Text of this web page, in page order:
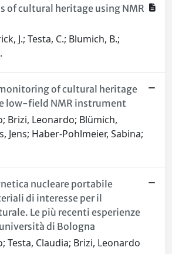
of cultural heritage using NMR
J.; Testa, C.; Blumich, B.;
of cultural heritage
low-field NMR instrument
Brizi, Leonardo; Blümich,
Jens; Haber-Pohlmeier, Sabina;
nucleare portabile
di interesse per il
Le più recenti esperienze
di Bologna
Testa, Claudia; Brizi, Leonardo